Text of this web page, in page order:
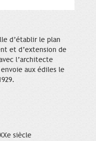
d’établir le plan
et d’extension de
l’architecte
aux édiles le
siècle